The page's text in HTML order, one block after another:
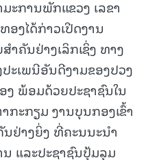
ການພັກແຂວງ ເລຂາ
ອງໄດ້ກ່າວເປີດງານ
ຄັນຢ່າງເລິກເຊິ່ງ ທາງ
ະເພນີອັນດີງາມຂອງປວງ
ງ ພ້ອມດ້ວຍປະຊາຊົນໃນ
ກະກຽມ ງານບຸນກອງເຂົ້າ
ຢ່າງຍິ່ງ ທີ່ຄະນນະນໍາ
ແລະປະຊາຊົນປຸ້ມລຸມ